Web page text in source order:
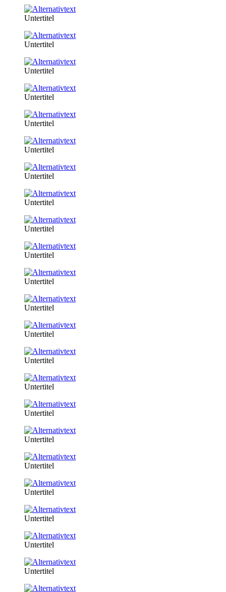
Untertitel
Untertitel
Untertitel
Untertitel
Untertitel
Untertitel
Untertitel
Untertitel
Untertitel
Untertitel
Untertitel
Untertitel
Untertitel
Untertitel
Untertitel
Untertitel
Untertitel
Untertitel
Untertitel
Untertitel
Untertitel
Untertitel